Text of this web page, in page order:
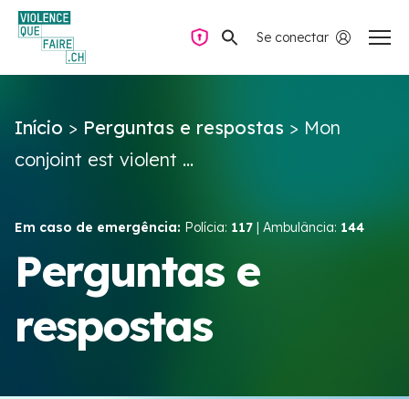
Se conectar
Perguntas e respostas
Violência no casal
Recursos e campanhas
Navegação privada
Início > Perguntas e respostas > Mon
conjoint est violent ...
Em caso de emergência: Polícia: 117 | Ambulância: 144
Perguntas e
respostas